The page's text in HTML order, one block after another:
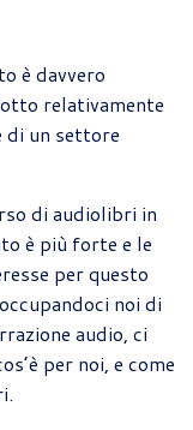
è davvero
relativamente
di un settore
di audiolibri in
è più forte e le
per questo
noi di
audio, ci
per noi, e come